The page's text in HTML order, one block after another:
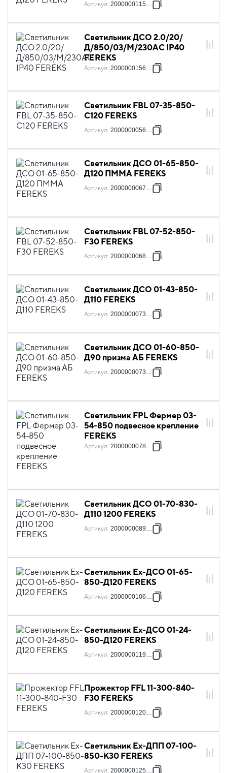
Артикул: 2000000115740
Светильник ДСО 2.0/20/
Д/850/03/M/230AC IP40
FEREKS
Артикул: 2000000156132
Светильник FBL 07-35-850-
C120 FEREKS
Артикул: 2000000056388
Светильник ДСО 01-65-850-
Д120 ПММА FEREKS
Артикул: 2000000067018
Светильник FBL 07-52-850-
F30 FEREKS
Артикул: 2000000068978
Светильник ДСО 01-43-850-
Д110 FEREKS
Артикул: 2000000073125
Светильник ДСО 01-60-850-
Д90 призма АБ FEREKS
Артикул: 2000000073361
Светильник FPL Фермер 03-
54-850 подвесное крепление
FEREKS
Артикул: 2000000078878
Светильник ДСО 01-70-830-
Д110 1200 FEREKS
Артикул: 2000000089072
Светильник Ex-ДСО 01-65-
850-Д120 FEREKS
Артикул: 2000000106656
Светильник Ex-ДСО 01-24-
850-Д120 FEREKS
Артикул: 2000000119236
Прожектор FFL 11-300-840-
F30 FEREKS
Артикул: 2000000120881
Светильник Ex-ДПП 07-100-
850-К30 FEREKS
Артикул: 2000000125039